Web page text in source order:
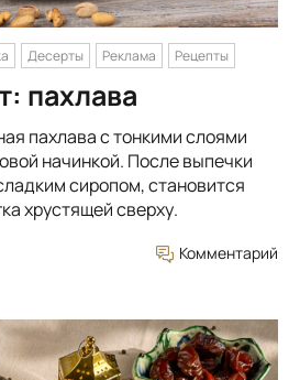
Десерты Реклама Рецепты
пахлава
пахлава с тонкими слоями
начинкой. После выпечки
сиропом, становится
хрустящей сверху.
Комментарий